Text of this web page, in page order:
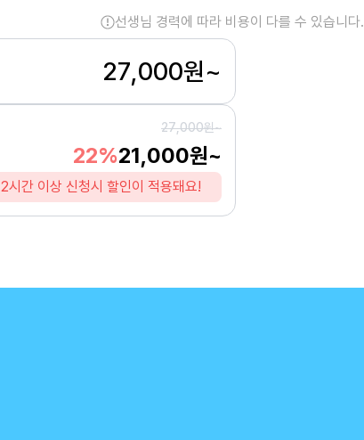
선생님 경력에 따라 비용이 다를 수 있습니다.
27,000원~
27,000원~
22%21,000원~
2시간 이상 신청시 할인이 적용돼요!